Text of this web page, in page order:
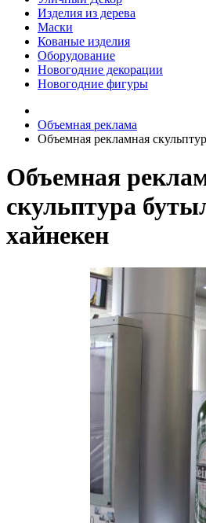
Изделия из дерева
Маски
Кованые изделия
Оборудование
Новогодние декорации
Новогодние фигуры
Объемная реклама
Объемная рекламная
Объемная
скульптура
хайнекен